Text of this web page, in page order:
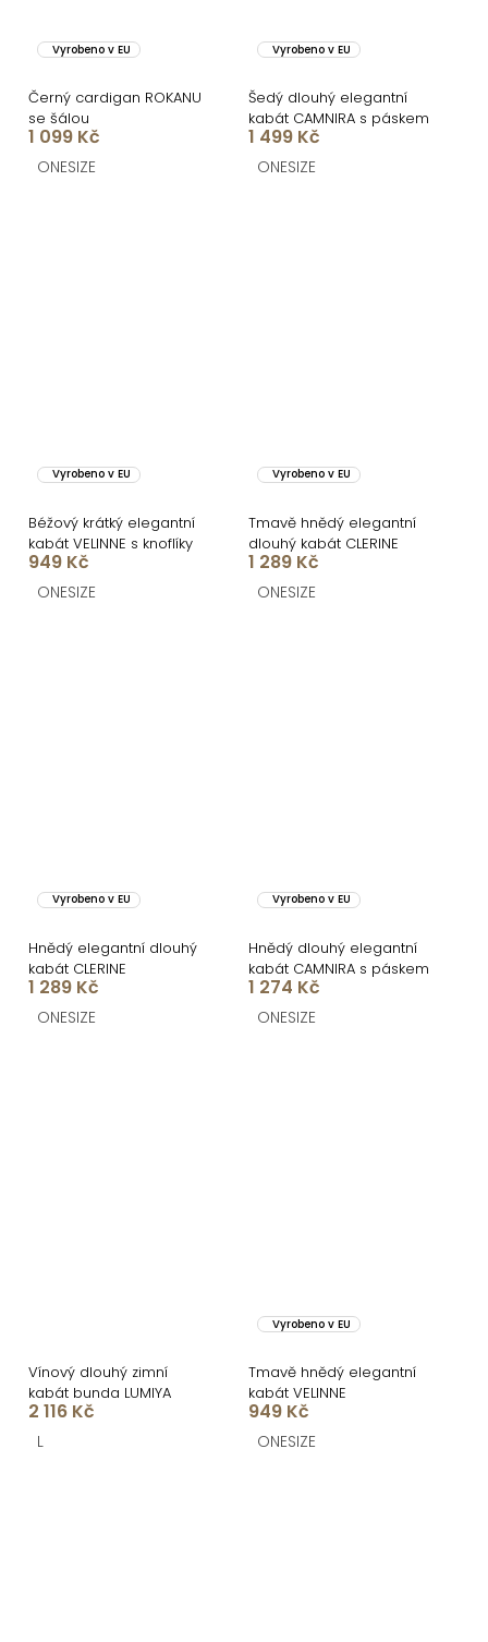
Vyrobeno v EU
Černý cardigan ROKANU
se šálou
1 099 Kč
ONESIZE
Vyrobeno v EU
Šedý dlouhý elegantní
kabát CAMNIRA s páskem
1 499 Kč
ONESIZE
Vyrobeno v EU
Béžový krátký elegantní
kabát VELINNE s knoflíky
949 Kč
ONESIZE
Vyrobeno v EU
Tmavě hnědý elegantní
dlouhý kabát CLERINE
1 289 Kč
ONESIZE
Vyrobeno v EU
Hnědý elegantní dlouhý
kabát CLERINE
1 289 Kč
ONESIZE
Vyrobeno v EU
Hnědý dlouhý elegantní
kabát CAMNIRA s páskem
1 274 Kč
ONESIZE
Vínový dlouhý zimní
kabát bunda LUMIYA
2 116 Kč
L
Vyrobeno v EU
Tmavě hnědý elegantní
kabát VELINNE
949 Kč
ONESIZE